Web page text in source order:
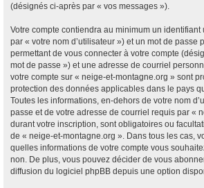
(désignés ci-après par « vos messages »).
Votre compte contiendra au minimum un
par « votre nom d’utilisateur ») et un mot de passe
permettant de vous connecter à votre compte
mot de passe ») et une adresse de courriel
votre compte sur « neige-et-montagne.org » sont
protection des données applicables dans le pays
Toutes les informations, en-dehors de votre nom
passe et de votre adresse de courriel requis par «
durant votre inscription, sont obligatoires ou
de « neige-et-montagne.org ». Dans tous les cas,
quelles informations de votre compte vous
non. De plus, vous pouvez décider de vous
diffusion du logiciel phpBB depuis une option